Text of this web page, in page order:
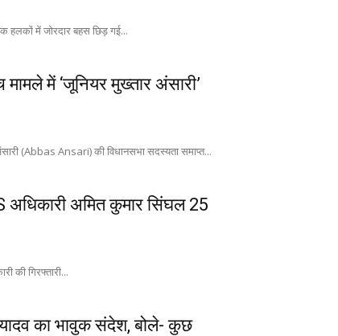
में जोरदार बहस छिड़ गई...
में ‘जूनियर मुख्तार अंसारी’
(Abbas Ansari) की विधानसभा सदस्यता समाप्त...
अमित कुमार सिंघल 25
की गिरफ्तारी...
यादव का भावुक संदेश, बोले- कुछ